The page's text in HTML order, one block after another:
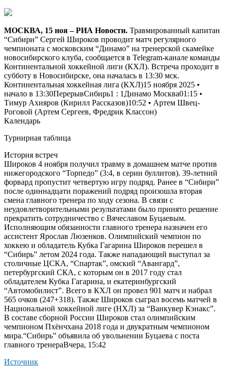
МОСКВА, 15 ноя – РИА Новости. Травмированный капитан
“Сибири” Сергей Широков проводит матч регулярного
чемпионата с московским “Динамо” на тренерской скамейке
новосибирского клуба, сообщается в Telegram-канале команды
Континентальной хоккейной лиги (КХЛ). Встреча проходит в
субботу в Новосибирске, она началась в 13:30 мск.
Континентальная хоккейная лига (КХЛ)15 ноября 2025 •
начало в 13:30ПерерывСибирь1 : 1 Динамо Москва01:15 •
Тимур Ахияров (Кирилл Рассказов)10:52 • Артем Швец-
Роговой (Артем Сергеев, Фредрик Классон)
Календарь
Турнирная таблица
История встреч
Широков 4 ноября получил травму в домашнем матче против
нижегородского “Торпедо” (3:4, в серии буллитов). 39-летний
форвард пропустит четвертую игру подряд. Ранее в “Сибири”
после одиннадцати поражений подряд произошла вторая
смена главного тренера по ходу сезона. В связи с
неудовлетворительными результатами было принято решение
прекратить сотрудничество с Вячеславом Буцаевым.
Исполняющим обязанности главного тренера назначен его
ассистент Ярослав Люзенков. Олимпийский чемпион по
хоккею и обладатель Кубка Гагарина Широков перешел в
“Сибирь” летом 2024 года. Также нападающий выступал за
столичные ЦСКА, “Спартак”, омский “Авангард”,
петербургский СКА, с которым он в 2017 году стал
обладателем Кубка Гагарина, и екатеринбургский
“Автомобилист”. Всего в КХЛ он провел 901 матч и набрал
565 очков (247+318). Также Широков сыграл восемь матчей в
Национальной хоккейной лиге (НХЛ) за “Ванкувер Кэнакс”.
В составе сборной России Широков стал олимпийским
чемпионом Пхёнчхана 2018 года и двукратным чемпионом
мира.“Сибирь” объявила об увольнении Буцаева с поста
главного тренераВчера, 15:42
Источник